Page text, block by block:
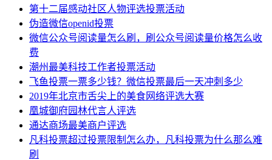
第十二届感动社区人物评选投票活动
伪造微信openid投票
微信公众号阅读量怎么刷，刷公众号阅读量价格怎么收
费
潮州最美科技工作者投票活动
飞鱼投票一票多少钱？微信投票最后一天冲刺多少
2019年北京市舌尖上的美食网络评选大赛
凰城御府园林代言人评选
通达商场最美商户评选
凡科投票超过投票限制怎么办，凡科投票为什么那么难
刷